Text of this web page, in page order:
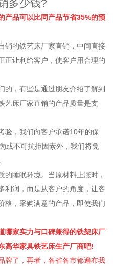
多少钱?
品可以比同产品节省35%的预
的铁艺床厂家直销，中间直接
正让利给客户，使客户用合理的
，有些是通过朋友介绍了解到
艺床厂家直销的产品质量是支
，我们向客户承诺10年的保
或不可抗拒因素外，我们将免
睡眠环境。当原材料上涨时，
利润，而是从客户的角度，让客
格，采购满意的产品，即使我们
哪家实力与口碑兼得的铁架床厂
高华家具铁艺床生产厂商吧!
了，再者，各省各市都遍布我